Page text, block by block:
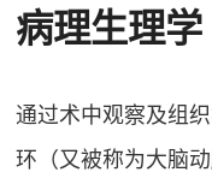
病理生理学
通过术中观察及组
环（又被称为大脑